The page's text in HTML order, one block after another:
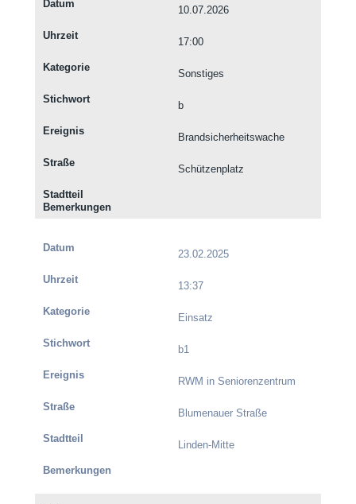
10.07.2026
17:00
Sonstiges
b
Brandsicherheitswache
Schützenplatz
23.02.2025
13:37
Einsatz
b1
RWM in Seniorenzentrum
Blumenauer Straße
Linden-Mitte